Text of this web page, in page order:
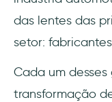
das lentes das
setor:
Cada um
transformação